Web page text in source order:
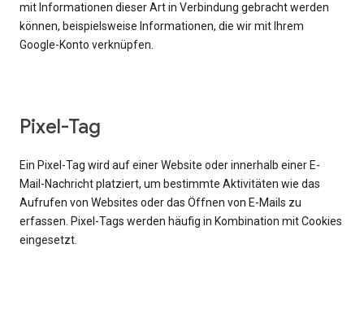
mit Informationen dieser Art in Verbindung gebracht werden
können, beispielsweise Informationen, die wir mit Ihrem
Google-Konto verknüpfen.
Pixel-Tag
Ein Pixel-Tag wird auf einer Website oder innerhalb einer E-
Mail-Nachricht platziert, um bestimmte Aktivitäten wie das
Aufrufen von Websites oder das Öffnen von E-Mails zu
erfassen. Pixel-Tags werden häufig in Kombination mit Cookies
eingesetzt.